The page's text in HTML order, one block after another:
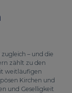
– und die
zählt zu den
weitläufigen
Kirchen und
und Geselligkeit